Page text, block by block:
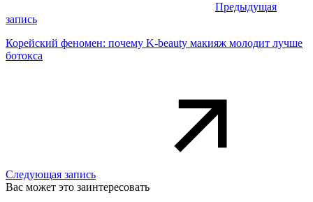
Предыдущая
запись
Корейский феномен: почему K-beauty макияж молодит лучше
ботокса
Следующая запись
Вас может это заинтересовать